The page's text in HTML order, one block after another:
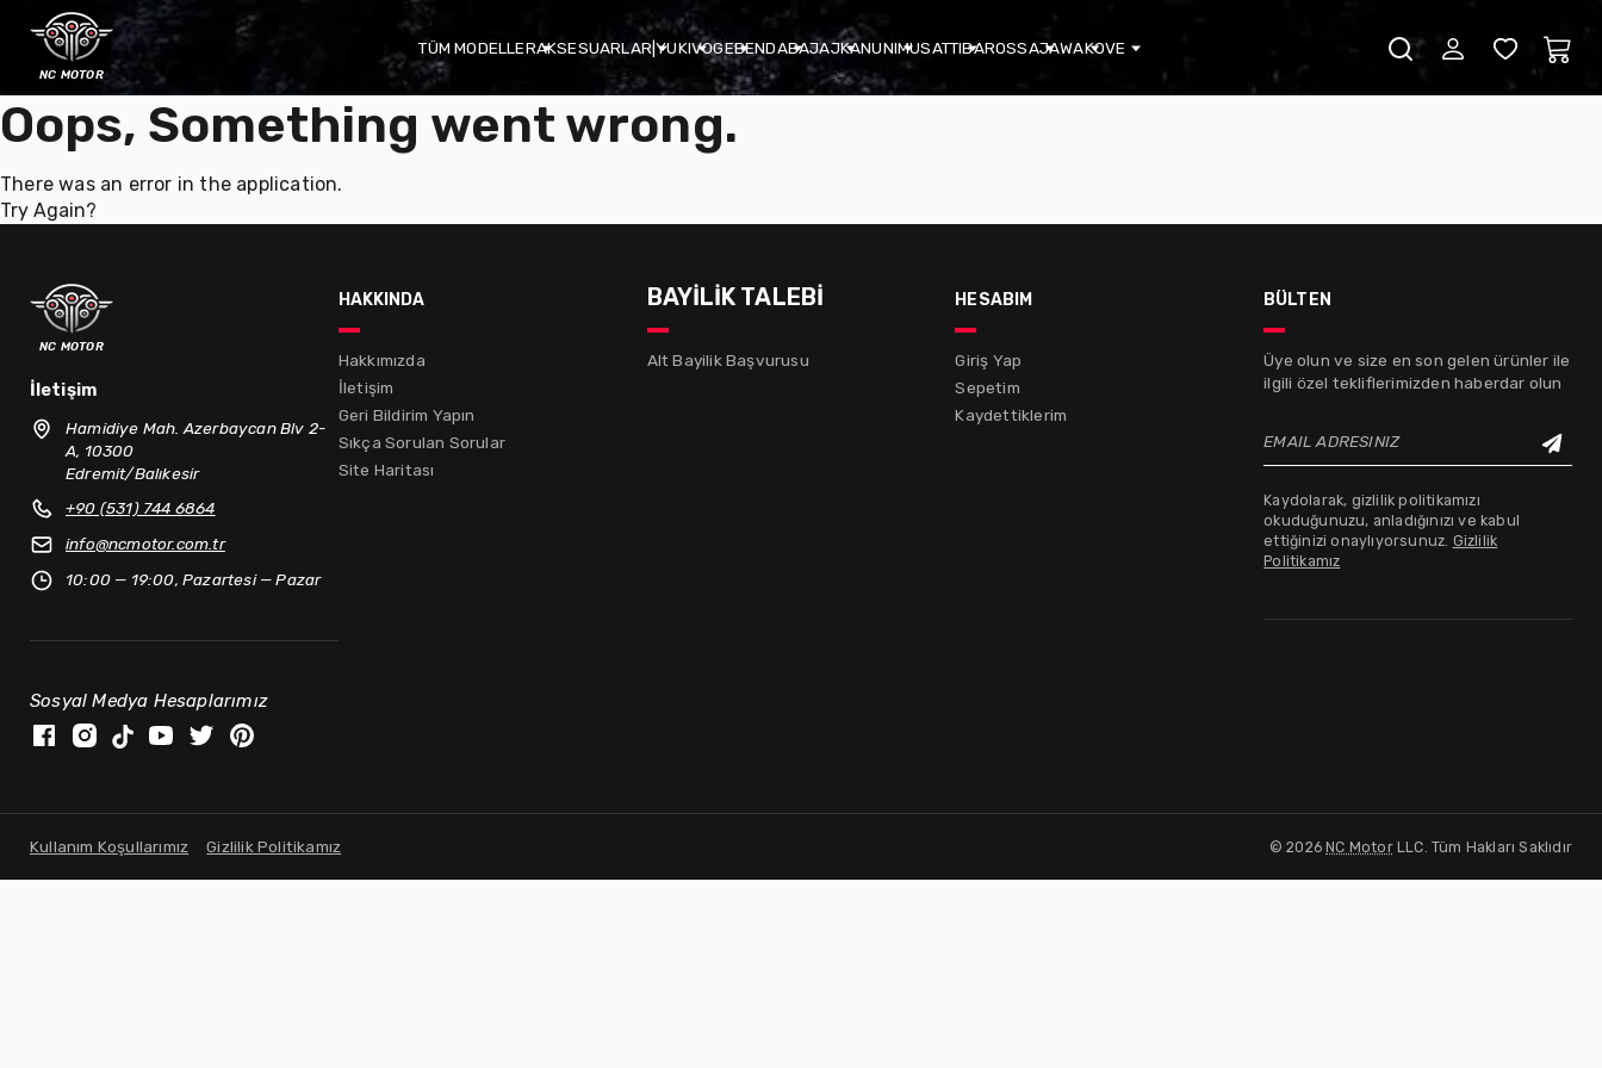
nc motor
TÜM MODELLERAKSESUARLAR|YUKIVOGEBENDABAJAJKANUNIMUSATTIBAROSSAJAWAKOVE
Oops, Something went wrong.
There was an error in the application.
Try Again?
nc motor
İletişim
Hamidiye Mah. Azerbaycan Blv 2-
A, 10300
Edremit/Balıkesir
+90 (531) 744 6864
info@ncmotor.com.tr
10:00 — 19:00, Pazartesi — Pazar
Sosyal Medya Hesaplarımız
hakkında
Hakkımızda
İletişim
Geri Bildirim Yapın
Sıkça Sorulan Sorular
Site Haritası
BAYİLİK TALEBİ
Alt Bayilik Başvurusu
hesabım
Giriş Yap
Sepetim
Kaydettiklerim
bülten
Üye olun ve size en son gelen ürünler ile
ilgili özel tekliflerimizden haberdar olun
EMAIL ADRESINIZ
Kaydolarak, gizlilik politikamızı
okuduğunuzu, anladığınızı ve kabul
ettiğinizi onaylıyorsunuz. Gizlilik
Politikamız
Kullanım Koşullarımız Gizlilik Politikamız ©2026 NC MotorLLC. Tüm Hakları Saklıdır